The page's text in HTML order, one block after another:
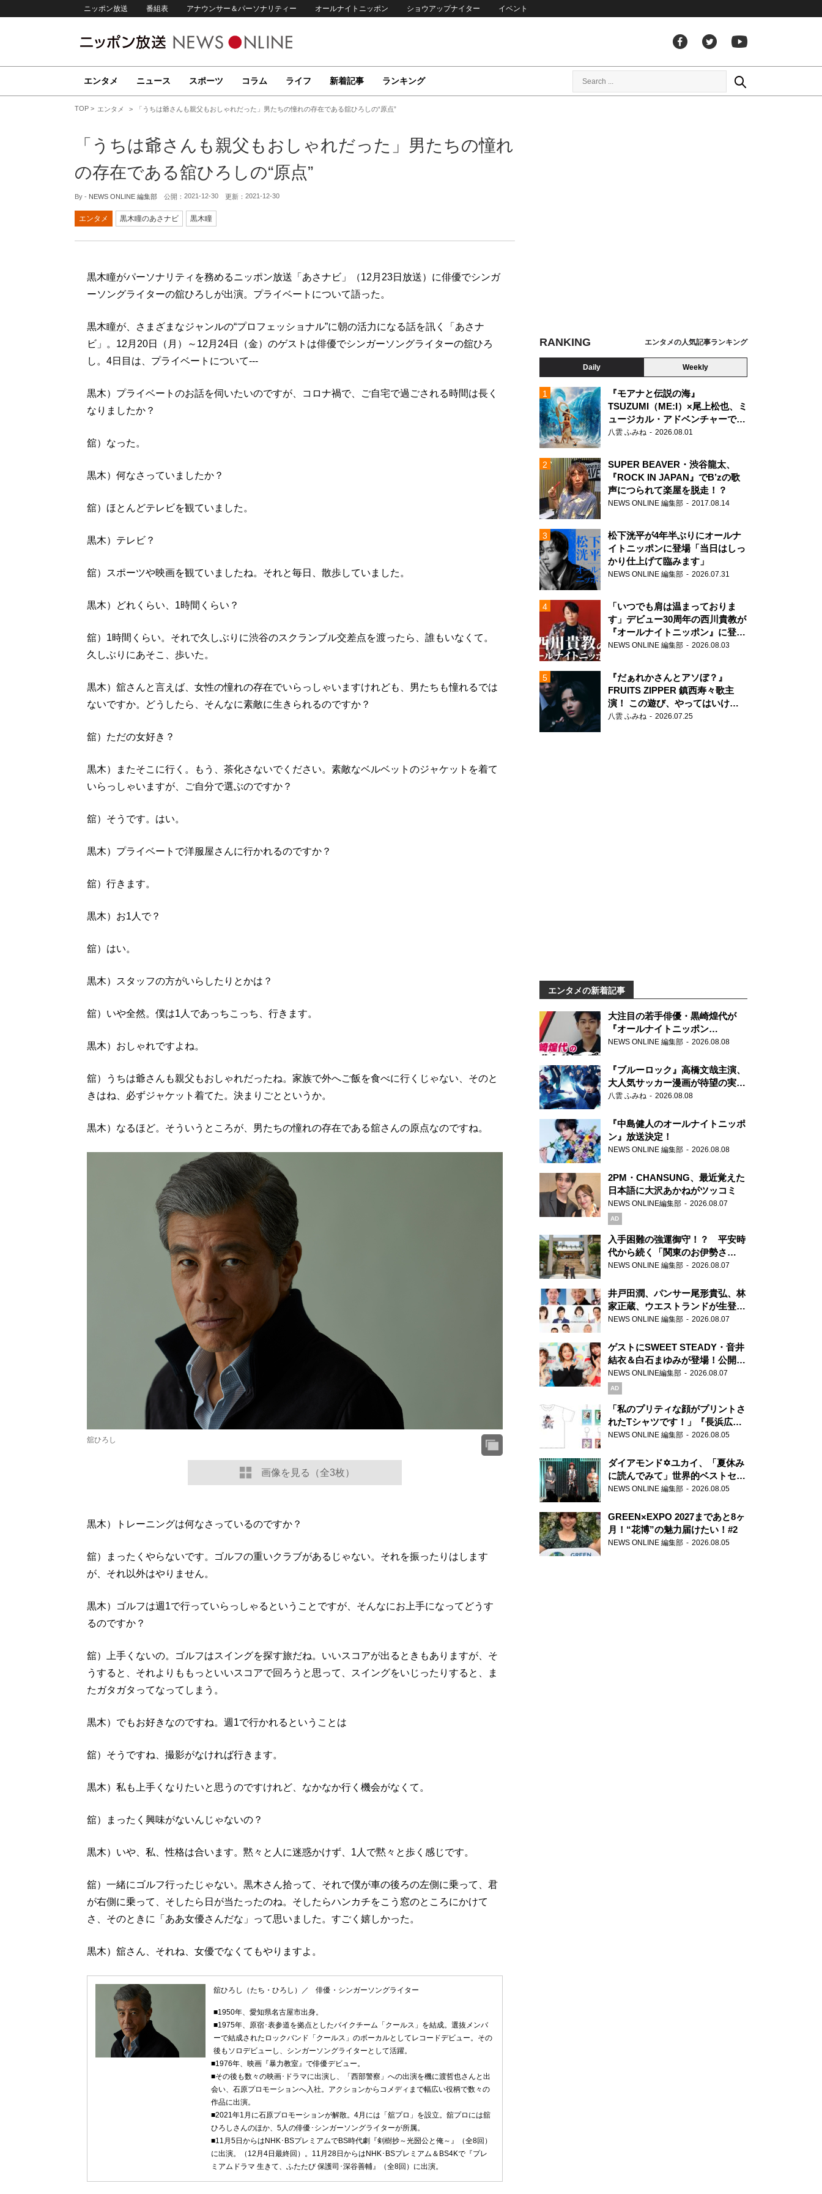
ニッポン放送 番組表 アナウンサー＆パーソナリティー オールナイトニッポン ショウアップナイター イベント
エンタメ ニュース スポーツ コラム ライフ 新着記事 ランキング
TOP エンタメ 「うちは爺さんも親父もおしゃれだった」男たちの憧れの存在である舘ひろしの“原点”
「うちは爺さんも親父もおしゃれだった」男たちの憧れ
の存在である舘ひろしの“原点”
By - NEWS ONLINE 編集部 公開： 2021-12-30 更新： 2021-12-30
エンタメ 黒木瞳のあさナビ 黒木瞳
黒木瞳がパーソナリティを務めるニッポン放送「あさナビ」（12月23日放送）に俳優でシンガ
ーソングライターの舘ひろしが出演。プライベートについて語った。
黒木瞳が、さまざまなジャンルの“プロフェッショナル”に朝の活力になる話を訊く「あさナ
ビ」。12月20日（月）～12月24日（金）のゲストは俳優でシンガーソングライターの舘ひろ
し。4日目は、プライベートについて---
黒木）プライベートのお話を伺いたいのですが、コロナ禍で、ご自宅で過ごされる時間は長く
なりましたか？
舘）なった。
黒木）何なさっていましたか？
舘）ほとんどテレビを観ていました。
黒木）テレビ？
舘）スポーツや映画を観ていましたね。それと毎日、散歩していました。
黒木）どれくらい、1時間くらい？
舘）1時間くらい。それで久しぶりに渋谷のスクランブル交差点を渡ったら、誰もいなくて。
久しぶりにあそこ、歩いた。
黒木）舘さんと言えば、女性の憧れの存在でいらっしゃいますけれども、男たちも憧れるでは
ないですか。どうしたら、そんなに素敵に生きられるのですか？
舘）ただの女好き？
黒木）またそこに行く。もう、茶化さないでください。素敵なベルベットのジャケットを着て
いらっしゃいますが、ご自分で選ぶのですか？
舘）そうです。はい。
黒木）プライベートで洋服屋さんに行かれるのですか？
舘）行きます。
黒木）お1人で？
舘）はい。
黒木）スタッフの方がいらしたりとかは？
舘）いや全然。僕は1人であっちこっち、行きます。
黒木）おしゃれですよね。
舘）うちは爺さんも親父もおしゃれだったね。家族で外へご飯を食べに行くじゃない、そのと
きはね、必ずジャケット着てた。決まりごとというか。
黒木）なるほど。そういうところが、男たちの憧れの存在である舘さんの原点なのですね。
画像を見る（全3枚）
舘ひろし
黒木）トレーニングは何なさっているのですか？
舘）まったくやらないです。ゴルフの重いクラブがあるじゃない。それを振ったりはします
が、それ以外はやりません。
黒木）ゴルフは週1で行っていらっしゃるということですが、そんなにお上手になってどうす
るのですか？
舘）上手くないの。ゴルフはスイングを探す旅だね。いいスコアが出るときもありますが、そ
うすると、それよりももっといいスコアで回ろうと思って、スイングをいじったりすると、ま
たガタガタってなってしまう。
黒木）でもお好きなのですね。週1で行かれるということは
舘）そうですね、撮影がなければ行きます。
黒木）私も上手くなりたいと思うのですけれど、なかなか行く機会がなくて。
舘）まったく興味がないんじゃないの？
黒木）いや、私、性格は合います。黙々と人に迷惑かけず、1人で黙々と歩く感じです。
舘）一緒にゴルフ行ったじゃない。黒木さん拾って、それで僕が車の後ろの左側に乗って、君
が右側に乗って、そしたら日が当たったのね。そしたらハンカチをこう窓のところにかけて
さ、そのときに「ああ女優さんだな」って思いました。すごく嬉しかった。
黒木）舘さん、それね、女優でなくてもやりますよ。
舘ひろし（たち・ひろし）／ 俳優・シンガーソングライター
■1950年、愛知県名古屋市出身。
■1975年、原宿･表参道を拠点としたバイクチーム「クールス」を結成。選抜メンバ
ーで結成されたロックバンド「クールス」のボーカルとしてレコードデビュー。その
後もソロデビューし、シンガーソングライターとして活躍。
■1976年、映画『暴力教室』で俳優デビュー。
■その後も数々の映画･ドラマに出演し、「西部警察」への出演を機に渡哲也さんと出
会い、石原プロモーションへ入社。アクションからコメディまで幅広い役柄で数々の
作品に出演。
■2021年1月に石原プロモーションが解散。4月には「舘プロ」を設立。舘プロには舘
ひろしさんのほか、5人の俳優･シンガーソングライターが所属。
■11月5日からはNHK･BSプレミアムでBS時代劇『剣樹抄～光圀公と俺～』（全8回）
に出演。（12月4日最終回）。11月28日からはNHK･BSプレミアム＆BS4Kで『プレ
ミアムドラマ 生きて、ふたたび 保護司･深谷善輔』（全8回）に出演。
RANKING エンタメの人気記事ランキング
Daily Weekly
『モアナと伝説の海』
TSUZUMI（ME:I）×尾上松也、ミ
ュージカル・アドベンチャーで美
声を響かせる
八雲 ふみね 2026.08.01
SUPER BEAVER・渋谷龍太、
『ROCK IN JAPAN』でB’zの歌
声につられて楽屋を脱走！？
NEWS ONLINE 編集部 2017.08.14
松下洸平が4年半ぶりにオールナ
イトニッポンに登場「当日はしっ
かり仕上げて臨みます」
NEWS ONLINE 編集部 2026.07.31
「いつでも肩は温まっておりま
す」デビュー30周年の西川貴教が
『オールナイトニッポン』に登
場！
NEWS ONLINE 編集部 2026.08.03
『だぁれかさんとアソぼ？』
FRUITS ZIPPER 鎮西寿々歌主
演！ この遊び、やってはいけま
せん。
八雲 ふみね 2026.07.25
エンタメの新着記事
大注目の若手俳優・黒崎煌代が
『オールナイトニッポン
0(ZERO)』に初登場「今からとて
NEWS ONLINE 編集部 2026.08.08
『ブルーロック』高橋文哉主演、
大人気サッカー漫画が待望の実写
映画に
八雲 ふみね 2026.08.08
『中島健人のオールナイトニッポ
ン』放送決定！
NEWS ONLINE 編集部 2026.08.08
2PM・CHANSUNG、最近覚えた
日本語に大沢あかねがツッコミ
NEWS ONLINE編集部 2026.08.07
AD
入手困難の強運御守！？ 平安時
代から続く「関東のお伊勢さ
ま」、芝大神宮にてランパンプス
NEWS ONLINE 編集部 2026.08.07
井戸田潤、パンサー尾形貴弘、林
家正蔵、ウエストランドが生登
場！『ラジオビバリー昼ズ』
NEWS ONLINE 編集部 2026.08.07
ゲストにSWEET STEADY・音井
結衣＆白石まゆみが登場！公開収
録で素顔全開！
NEWS ONLINE編集部 2026.08.07
AD
「私のプリティな顔がプリントさ
れたTシャツです！」『長浜広奈
天下無双』初の番組グッズ発売
NEWS ONLINE 編集部 2026.08.05
ダイアモンド✡ユカイ、「夏休み
に読んでみて」世界的ベストセラ
ー『アナスタシア』を紹介
NEWS ONLINE 編集部 2026.08.05
GREEN×EXPO 2027まであと8ヶ
月！“花博”の魅力届けたい！#2
NEWS ONLINE 編集部 2026.08.05